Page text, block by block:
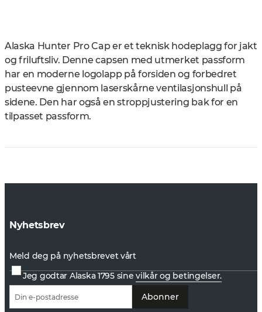
Alaska Hunter Pro Cap er et teknisk hodeplagg for jakt
og friluftsliv. Denne capsen med utmerket passform
har en moderne logolapp på forsiden og forbedret
pusteevne gjennom laserskårne ventilasjonshull på
sidene. Den har også en stroppjustering bak for en
tilpasset passform.
Nyhetsbrev
Meld deg på nyhetsbrevet vårt
Jeg godtar Alaska 1795 sinevilkår og betingelser.
Abonner